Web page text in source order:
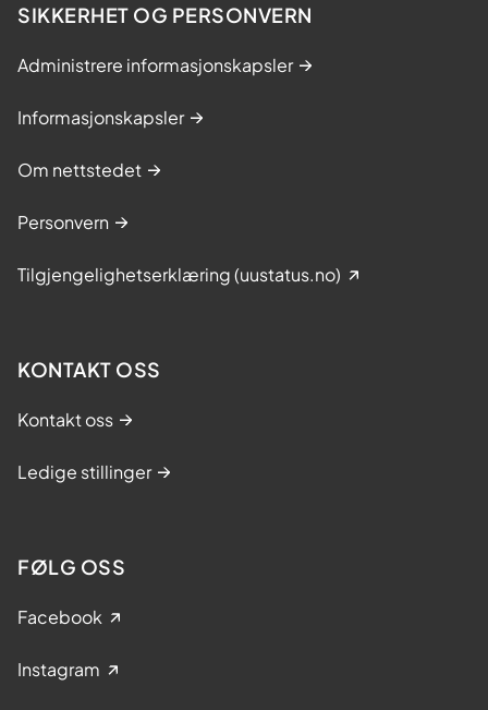
SIKKERHET OG PERSONVERN
Administrere informasjonskapsler
Informasjonskapsler
Om nettstedet
Personvern
Tilgjengelighetserklæring (uustatus.no)
KONTAKT OSS
Kontakt oss
Ledige stillinger
FØLG OSS
Facebook
Instagram